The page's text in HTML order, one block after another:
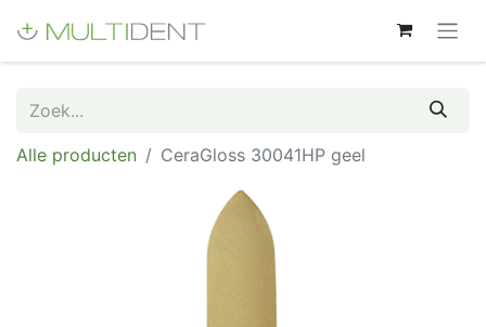
Alle producten CeraGloss 30041HP geel